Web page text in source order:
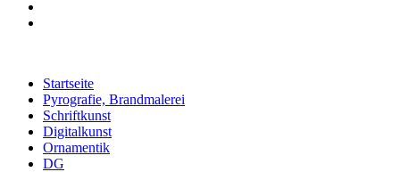
Startseite
Pyrografie, Brandmalerei
Schriftkunst
Digitalkunst
Ornamentik
DG